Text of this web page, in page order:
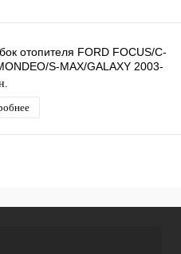
отопителя FORD FOCUS/C-
S-MAX/GALAXY 2003-
IBRAS